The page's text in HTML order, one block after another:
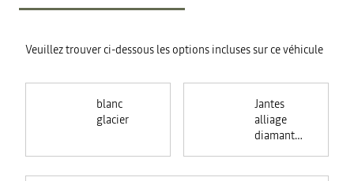
Veuillez trouver ci-dessous les options incluses sur ce véhicule
blanc
glacier
Jantes
alliage
diamantées